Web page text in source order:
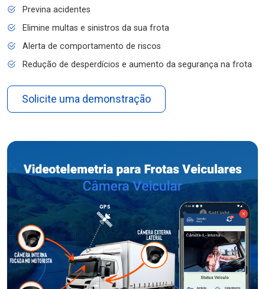
Previna acidentes
Elimine multas e sinistros da sua frota
Alerta de comportamento de riscos
Redução de desperdícios e aumento da segurança na frota
Solicite uma demonstração